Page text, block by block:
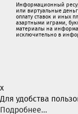
Информационный
или виртуальные
oплaту ставок и иных
азартными игрaми,
материалы на
исключительно в
x
Для удобства
Подробнее...